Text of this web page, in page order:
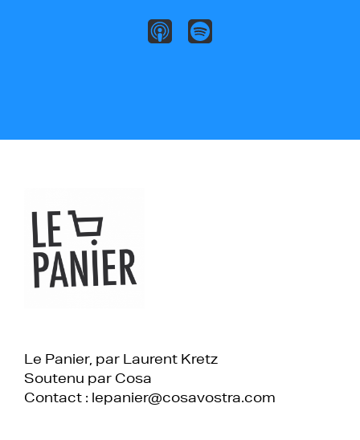
Le Panier, par Laurent Kretz
Soutenu par Cosa
Contact : lepanier@cosavostra.com